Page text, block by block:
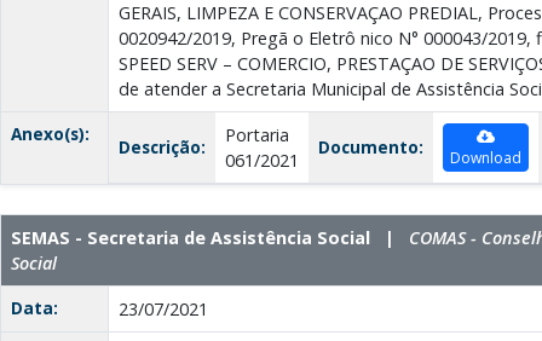
GERAIS, LIMPEZA E CONSERVAÇAO PREDIAL,
0020942/2019, Pregã o Eletrô nico N° 000043/
SPEED SERV – COMERCIO, PRESTAÇAO DE
de atender a Secretaria Municipal de Assistência
Anexo(s):
Descrição:
Portaria
061/2021
Documento: Download
SEMAS - Secretaria de Assistência Social | COMAS -
Social
Data:
23/07/2021